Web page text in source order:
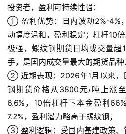
油
期
货
直
播
室
原
油
期
货
投资者，盈利可持续性强：
① 盈利优势：日内波动2%-4%
动幅度温和，盈利稳定；杠杆10
极强，螺纹钢期货日均成交量超
手，是国内成交量最大的期货品种
② 近期表现：2026年1月以来，
钢期货价格从3800元/吨上涨
6.6%，10倍杠杆下本金盈利
7.2%，盈利潜力略高于螺纹钢；
③ 盈利逻辑：受国内基建政策、